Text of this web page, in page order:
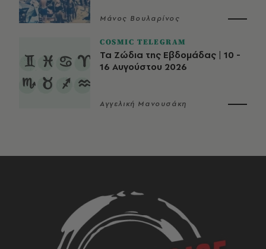
Μάνος Βουλαρίνος
COSMIC TELEGRAM
Τα Ζώδια της Εβδομάδας | 10 -
16 Αυγούστου 2026
Αγγελική Μανουσάκη